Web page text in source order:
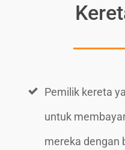
Pemilik kereta
untuk
mereka dengan